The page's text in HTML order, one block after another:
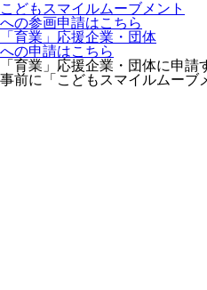
こどもスマイルムーブメント
への参画申請はこちら
「育業」応援企業・団体
への申請はこちら
「育業」応援企業・団体に申請
事前に「こどもスマイルムーブ